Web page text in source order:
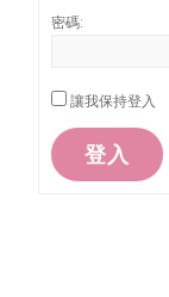
密碼:
讓我保持登入
登入